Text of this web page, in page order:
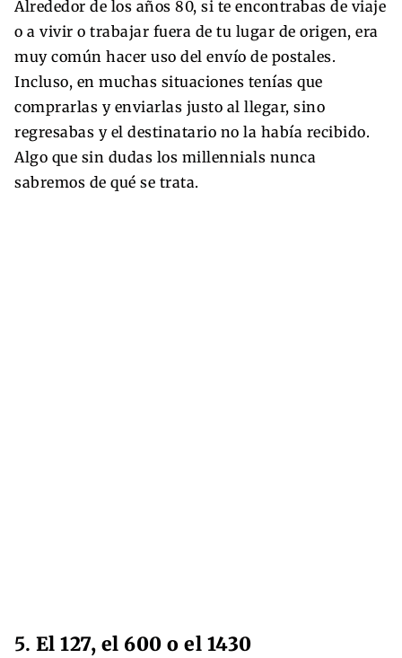
Alrededor de los años 80, si te encontrabas de viaje
o a vivir o trabajar fuera de tu lugar de origen, era
muy común hacer uso del envío de postales.
Incluso, en muchas situaciones tenías que
comprarlas y enviarlas justo al llegar, sino
regresabas y el destinatario no la había recibido.
Algo que sin dudas los millennials nunca
sabremos de qué se trata.
5. El 127, el 600 o el 1430